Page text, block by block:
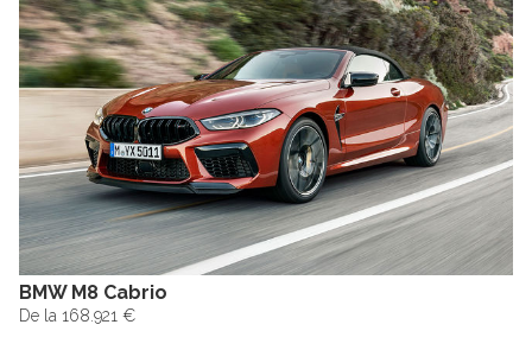
BMW M8 Cabrio
De la 168.921 €